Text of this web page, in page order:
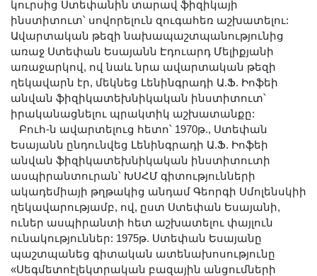
կուրսից Ստեփանին տարավ ֆիզիկայի
ինստիտուտ՝ սովորելուն զուգահեռ աշխատելու:
Ավարտական թեզի նախապաշտպանությունից
առաջ Ստեփան Եսայանն Էդուարդ Մելիքյանի
առաջարկով, ով նաև նրա ավարտական թեզի
ղեկավարն էր, մեկնեց Լենինգրադի Ա.Ֆ. Իոֆեի
անվան ֆիզիկատեխնիկական ինստիտուտ՝
իրականացնելու պրակտիկ աշխատանքը:
Բուհ-ն ավարտելուց հետո՝ 1970թ., Ստեփան
Եսայանն ընդունվեց Լենինգրադի Ա.Ֆ. Իոֆեի
անվան ֆիզիկատեխնիկական ինստիտուտի
ասպիրանտուրան՝ ԽՍՀՄ գիտությունների
ակադեմիայի թղթակից անդամ Գեորգի Սմոլենսկիի
ղեկավարությամբ, ով, ըստ Ստեփան Եսայանի,
ուներ ասպիրանտի հետ աշխատելու փայլուն
ունակություններ: 1975թ. Ստեփան Եսայանը
պաշտպանեց գիտական ատենախոսությունը
«Սեգմետոէլեկտրական բազային անցումների